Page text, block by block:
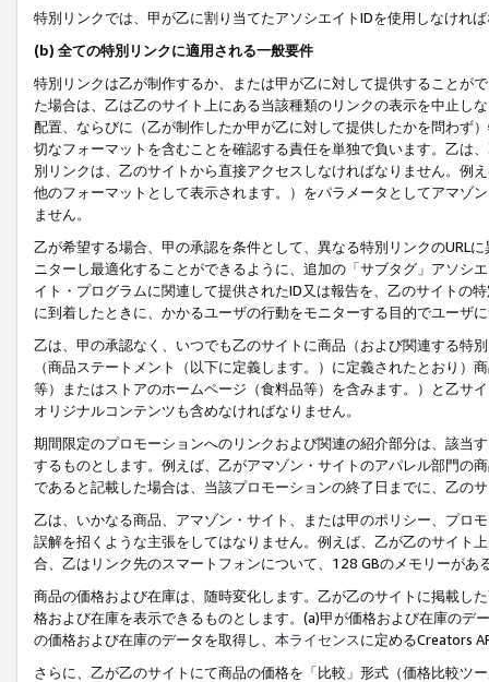
特別リンクでは、甲が乙に割り当てたアソシエイトIDを使用しなけれ
(b) 全ての特別リンクに適用される一般要件
特別リンクは乙が制作するか、または甲が乙に対して提供することが
た場合は、乙は乙のサイト上にある当該種類のリンクの表示を中止し
配置、ならびに（乙が制作したか甲が乙に対して提供したかを問わず
切なフォーマットを含むことを確認する責任を単独で負います。乙は
別リンクは、乙のサイトから直接アクセスしなければなりません。例
他のフォーマットとして表示されます。）をパラメータとしてアマゾ
ません。
乙が希望する場合、甲の承認を条件として、異なる特別リンクのURL
ニターし最適化することができるように、追加の「サブタグ」アソシ
イト・プログラムに関連して提供されたID又は報告を、乙のサイトの
に到着したときに、かかるユーザの行動をモニターする目的でユーザ
乙は、甲の承認なく、いつでも乙のサイトに商品（および関連する特
（商品ステートメント（以下に定義します。）に定義されたとおり
等）またはストアのホームページ（食料品等）を含みます。）と乙サ
オリジナルコンテンツも含めなければなりません。
期間限定のプロモーションへのリンクおよび関連の紹介部分は、該当
するものとします。例えば、乙がアマゾン・サイトのアパレル部門の
であると記載した場合は、当該プロモーションの終了日までに、乙の
乙は、いかなる商品、アマゾン・サイト、または甲のポリシー、プロ
誤解を招くような主張をしてはなりません。例えば、乙が乙のサイト
合、乙はリンク先のスマートフォンについて、128 GBのメモリーがあ
商品の価格および在庫は、随時変化します。乙が乙のサイトに掲載し
格および在庫を表示できるものとします。(a)甲が価格および在庫の
の価格および在庫のデータを取得し、 本ライセンスに定めるCreators
さらに、乙が乙のサイトにて商品の価格を「比較」形式（価格比較ツ